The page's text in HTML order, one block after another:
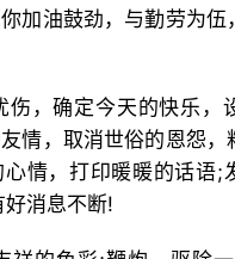
加油鼓劲，与勤劳为伍
伤，确定今天的快乐，
情，取消世俗的恩怨，
情，打印暖暖的话语;
消息不断!